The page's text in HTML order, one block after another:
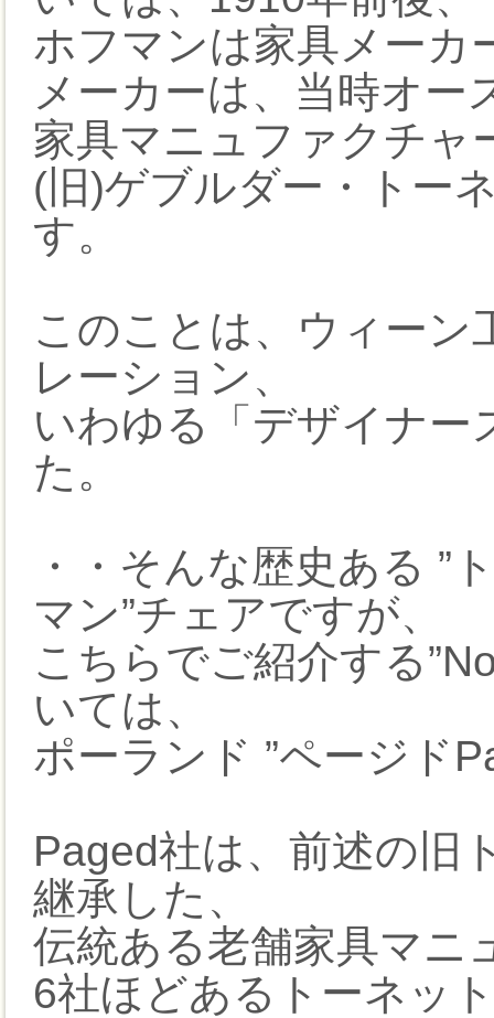
ホフマンは家具メーカ
メーカーは、当時オー
家具マニュファクチャ
(旧)ゲブルダー・トー
す。
このことは、ウィーン
レーション、
いわゆる「デザイナー
た。
・・そんな歴史ある ”
マン”チェアですが、
こちらでご紹介する
いては、
ポーランド ”ページド
Paged社は、前述の旧
継承した、
伝統ある老舗家具マニ
6社ほどあるトーネッ